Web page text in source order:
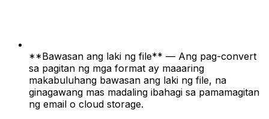
**Bawasan ang laki ng file** — Ang pag-convert
sa pagitan ng mga format ay maaaring
makabuluhang bawasan ang laki ng file, na
ginagawang mas madaling ibahagi sa pamamagitan
ng email o cloud storage.